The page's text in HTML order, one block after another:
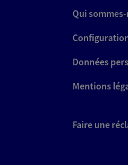
Qui
Données
Mentions
Faire une